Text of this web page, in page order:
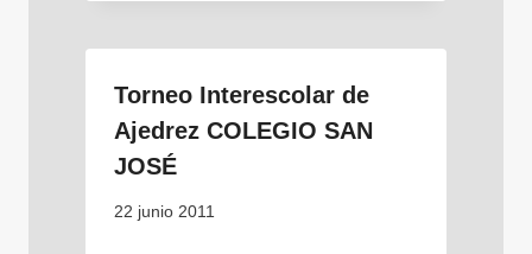
Torneo Interescolar de
Ajedrez COLEGIO SAN
JOSÉ
22 junio 2011